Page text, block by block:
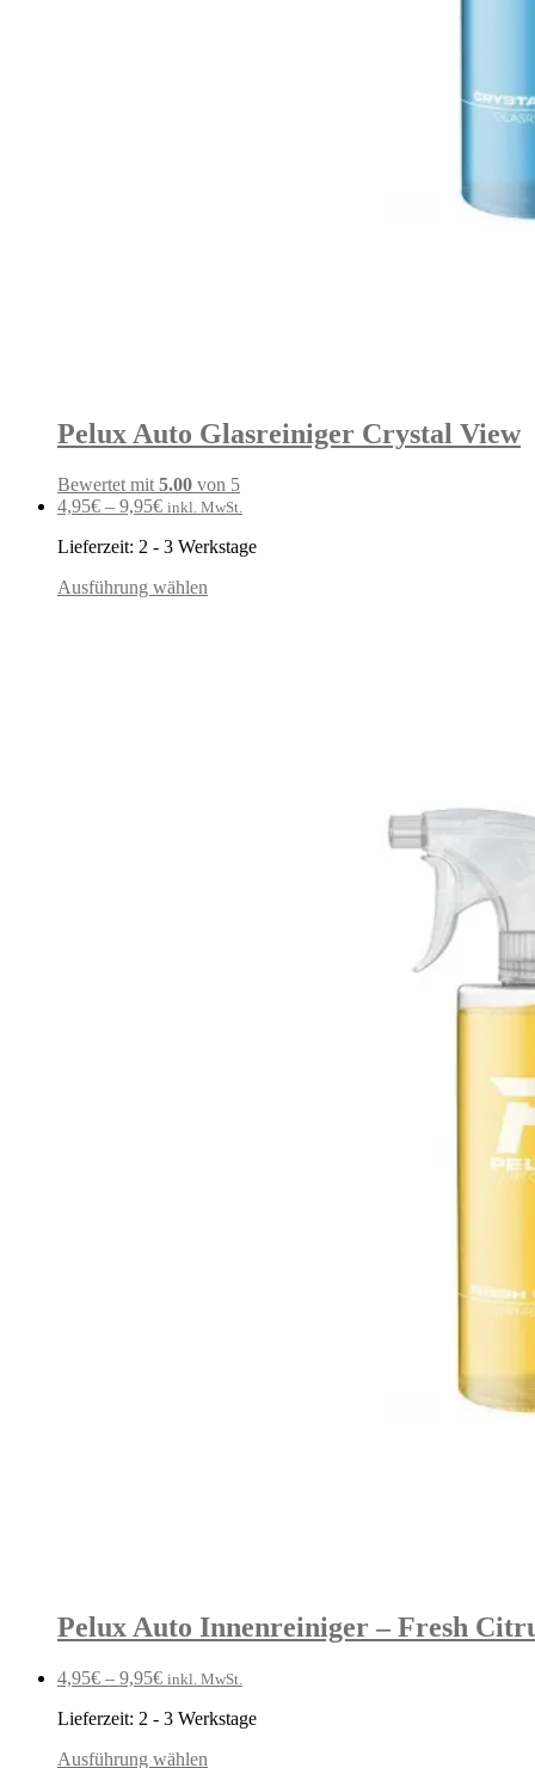
Pelux Auto Glasreiniger Crystal View
Bewertet mit 5.00 von 5
4,95€ – 9,95€ inkl. MwSt.
Lieferzeit: 2 - 3 Werkstage
Ausführung wählen
Pelux Auto Innenreiniger – Fresh
4,95€ – 9,95€ inkl. MwSt.
Lieferzeit: 2 - 3 Werkstage
Ausführung wählen